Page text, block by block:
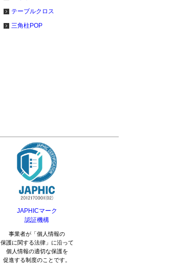
テーブルクロス
三角柱POP
JAPHICマーク
認証機構
事業者が「個人情報の
保護に関する法律」に沿って
個人情報の適切な保護を
促進する制度のことです。